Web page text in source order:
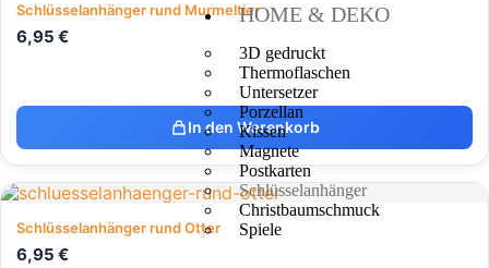
HOME & DEKO
3D gedruckt
Thermoflaschen
Untersetzer
Porzellan
Kissen
Magnete
Postkarten
Schlüsselanhänger
Christbaumschmuck
Spiele
Schlüsselanhänger rund Murmeltier
6,95 €
In den Warenkorb
Schlüsselanhänger rund Otter
6,95 €